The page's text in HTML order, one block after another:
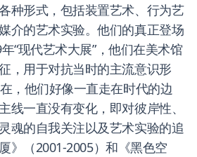
种形式，包括装置艺术、行为艺
介的艺术实验。他们的真正登场
“现代艺术大展”，他们在美术馆
，用于对抗当时的主流意识形
，他们好像一直走在时代的边
线一直没有变化，即对彼岸性、
魂的自我关注以及艺术实验的追
》（2001-2005）和《黑色空